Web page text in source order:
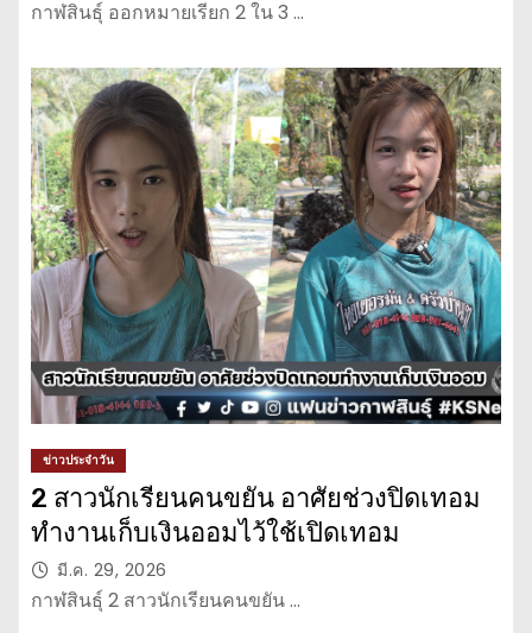
กาฬสินธุ์ ออกหมายเรียก 2 ใน 3 …
ข่าวประจำวัน
2 สาวนักเรียนคนขยัน อาศัยช่วงปิดเทอม
ทำงานเก็บเงินออมไว้ใช้เปิดเทอม
มี.ค. 29, 2026
กาฬสินธุ์ 2 สาวนักเรียนคนขยัน …